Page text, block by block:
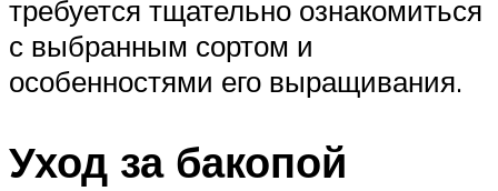
требуется тщательно ознакомиться
с выбранным сортом и
особенностями его выращивания.
Уход за бакопой